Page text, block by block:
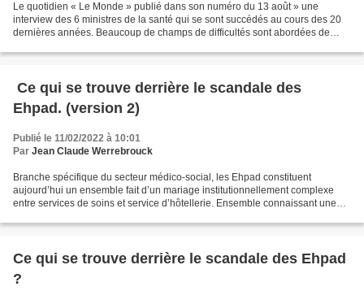
Le quotidien « Le Monde » publié dans son numéro du 13 août » une
interview des 6 ministres de la santé qui se sont succédés au cours des 20
dernières années. Beaucoup de champs de difficultés sont abordées de
Ce qui se trouve derrière le scandale des
Ehpad. (version 2)
Publié le 11/02/2022 à 10:01
Par Jean Claude Werrebrouck
Branche spécifique du secteur médico-social, les Ehpad constituent
aujourd’hui un ensemble fait d’un mariage institutionnellement complexe
entre services de soins et service d’hôtellerie. Ensemble connaissant une
Ce qui se trouve derrière le scandale des Ehpad
?